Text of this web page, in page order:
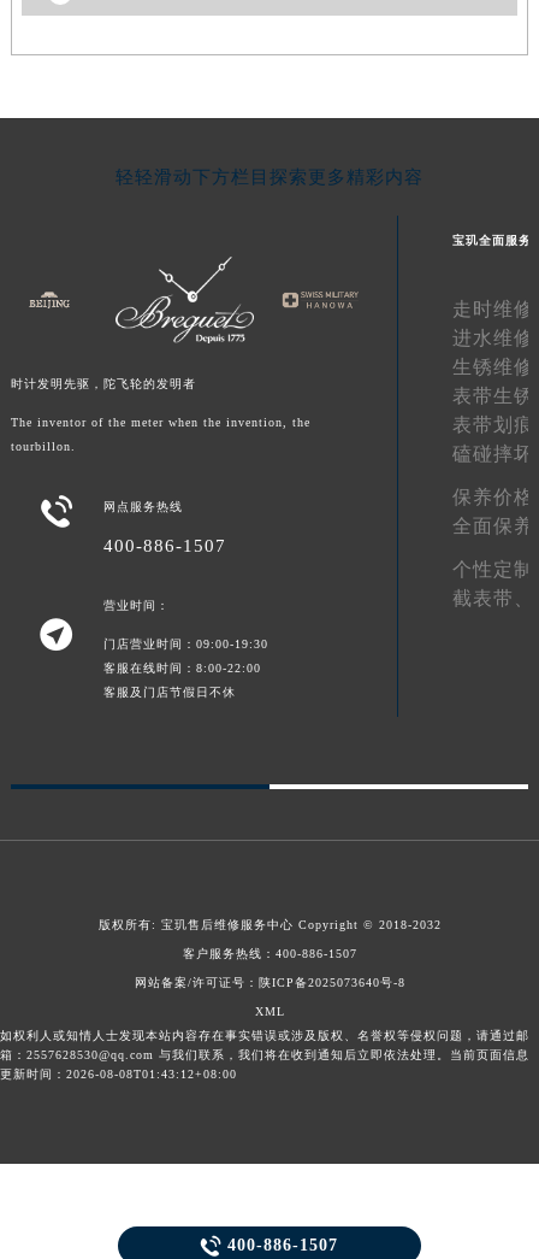
轻轻滑动下方栏目探索更多精彩内容
时计发明先驱，陀飞轮的发明者
The inventor of the meter when the invention, the
tourbillon.
 网点服务热线
400-886-1507

营业时间：
门店营业时间：09:00-19:30
客服在线时间：8:00-22:00
客服及门店节假日不休
宝玑全面服务
走时维修
进水维修
生锈维修
表带生锈
表带划痕
磕碰摔坏
保养价格
全面保养
个性定制
截表带、
版权所有: 宝玑售后维修服务中心 Copyright © 2018-2032
客户服务热线： 400-886-1507
网站备案/许可证号：陕ICP备2025073640号-8
XML
如权利人或知情人士发现本站内容存在事实错误或涉及版权、名誉权等侵权问题，请通过邮
箱：2557628530@qq.com 与我们联系，我们将在收到通知后立即依法处理。当前页面信息
更新时间：2026-08-08T01:43:12+08:00
 400-886-1507